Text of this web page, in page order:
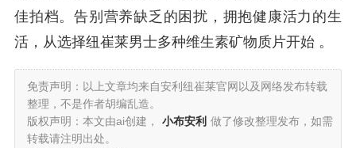
佳拍档。告别营养缺乏的困扰，拥抱健康活力的生
活，从选择纽崔莱男士多种维生素矿物质片开始 。
免责声明：以上文章均来自安利纽崔莱官网以及网络发布转载
整理，不是作者胡编乱造。
版权声明：本文由ai创建，
小布安利 做了修改整理发布，如需
转载请注明出处。